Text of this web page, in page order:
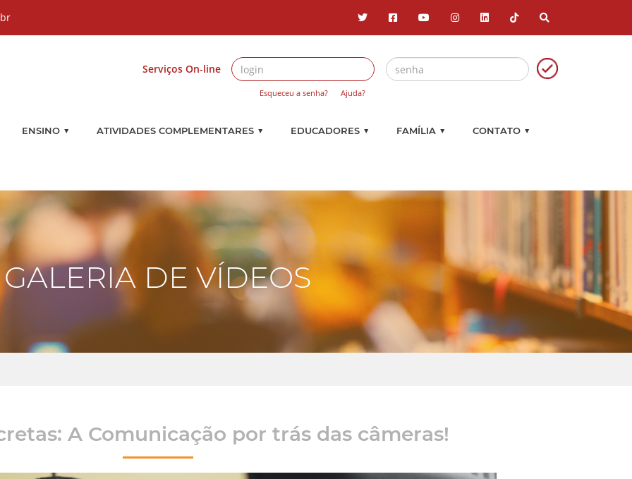
Serviços On-line
Esqueceu a senha? Ajuda?
ENSINO ▼ ATIVIDADES COMPLEMENTARES ▼ EDUCADORES ▼ FAMÍLIA ▼ CONTATO ▼
GALERIA DE VÍDEOS
A Comunicação por trás das câmeras!